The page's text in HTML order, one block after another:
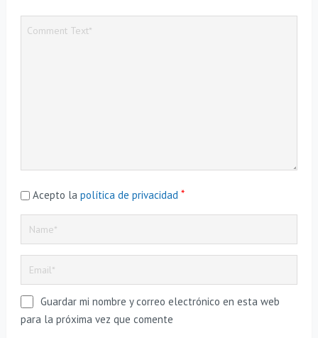
Acepto la política de privacidad *
Guardar mi nombre y correo electrónico en esta web
para la próxima vez que comente